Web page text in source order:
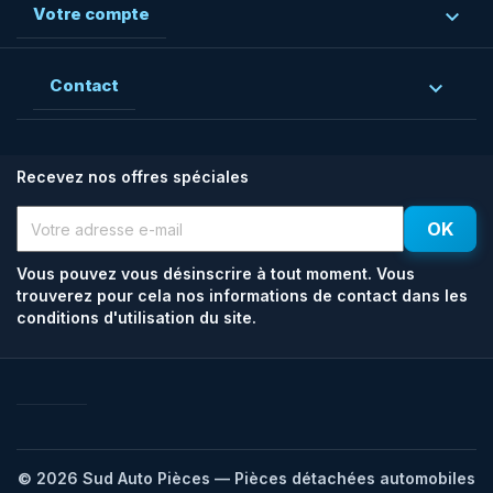
Votre compte 
Contact 
Recevez nos offres spéciales
Vous pouvez vous désinscrire à tout moment. Vous
trouverez pour cela nos informations de contact dans les
conditions d'utilisation du site.
© 2026 Sud Auto Pièces — Pièces détachées automobiles